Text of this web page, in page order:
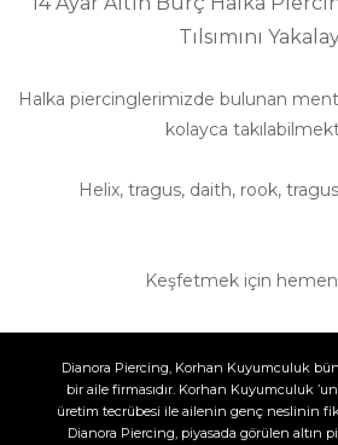
Tılsımını
Halka piercinglerimizde bulunan
kolayca
Helix, tragus, daith, rook,
Keşfetmek için hemen
Dianora Piercing, Korhan Kuyumculuk
bir aile firmasıdır. Korhan Kuyumculuk
üretim tecrübesi ile ailenin genç neslinin
Dianora Piercing, piyasada görülen altın